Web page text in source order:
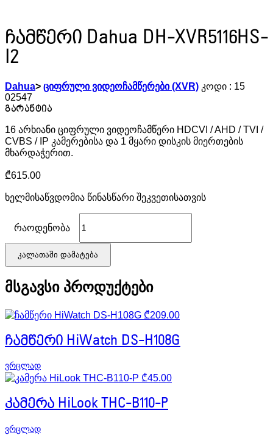
ჩამწერი Dahua DH-XVR5116HS-
I2
Dahua> ციფრული ვიდეოჩამწერები (XVR) კოდი : 15
02547
16 არხიანი ციფრული ვიდეოჩამწერი HDCVI / AHD / TVI /
CVBS / IP კამერებისა და 1 მყარი დისკის მიერთების
მხარდაჭერით.
₾615.00
ხელმისაწვდომია წინასწარი შეკვეთისათვის
რაოდენობა
კალათაში დამატება
მსგავსი პროდუქტები
₾209.00
ჩამწერი HiWatch DS-H108G
ვრცლად
₾45.00
კამერა HiLook THC-B110-P
ვრცლად